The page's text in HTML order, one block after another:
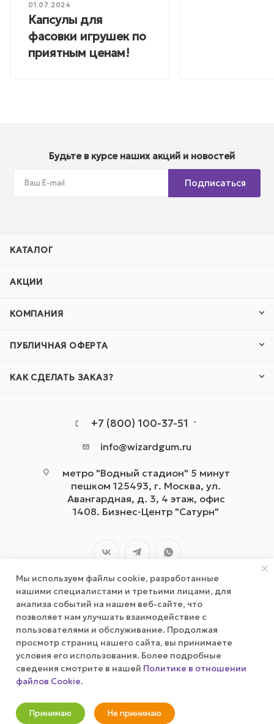
01.07.2024
Капсулы для
фасовки игрушек по
приятным ценам!
Будьте в курсе наших акций и новостей
Подписаться
КАТАЛОГ
АКЦИИ
КОМПАНИЯ
ПУБЛИЧНАЯ ОФЕРТА
КАК СДЕЛАТЬ ЗАКАЗ?
+7 (800) 100-37-51
info@wizardgum.ru
метро "Водный стадион" 5 минут
пешком 125493, г. Москва, ул.
Авангардная, д. 3, 4 этаж, офис
1408. Бизнес-Центр "Сатурн"
2026 © wizardgum.ru, 2021
Мы используем файлы cookie, разработанные
нашими специалистами и третьими лицами, для
анализа событий на нашем веб-сайте, что
позволяет нам улучшать взаимодействие с
пользователями и обслуживание. Продолжая
просмотр страниц нашего сайта, вы принимаете
условия его использования. Более подробные
сведения смотрите в нашей Политике в отношении
файлов Cookie.
Принимаю Не принимаю